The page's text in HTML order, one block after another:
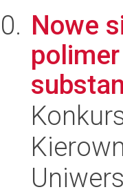
Nowe